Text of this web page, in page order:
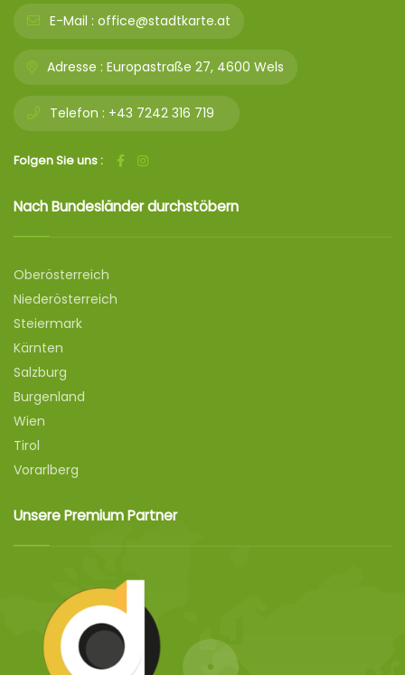
E-Mail : office@stadtkarte.at
Adresse : Europastraße 27, 4600 Wels
Telefon : +43 7242 316 719
Folgen Sie uns :
Nach Bundesländer durchstöbern
Oberösterreich
Niederösterreich
Steiermark
Kärnten
Salzburg
Burgenland
Wien
Tirol
Vorarlberg
Unsere Premium Partner